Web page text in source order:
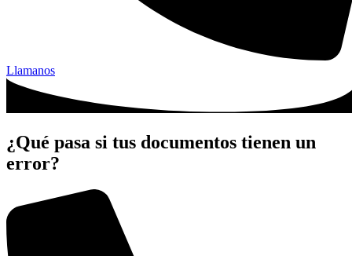
Llamanos
¿Qué pasa si tus documentos tienen un
error?